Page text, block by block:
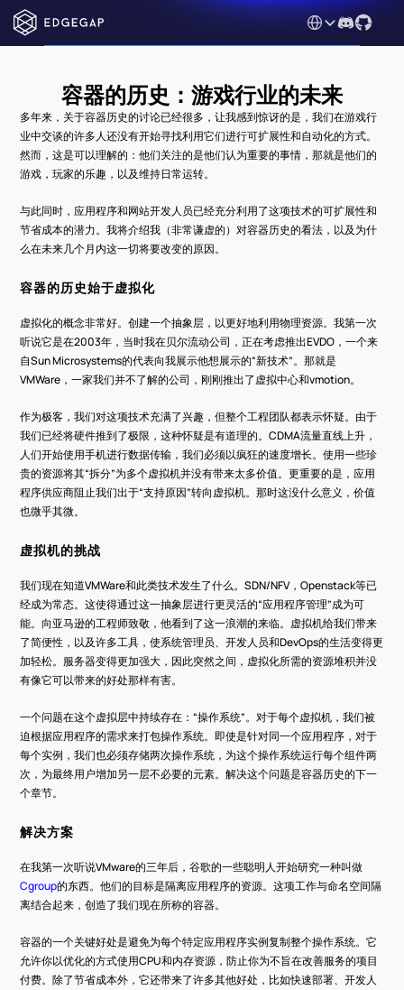
Select Language
容器的历史：游戏行业的未来
多年来，关于容器历史的讨论已经很多，让我感到惊讶的是，我们在游戏行
业中交谈的许多人还没有开始寻找利用它们进行可扩展性和自动化的方式。
然而，这是可以理解的：他们关注的是他们认为重要的事情，那就是他们的
游戏，玩家的乐趣，以及维持日常运转。
与此同时，应用程序和网站开发人员已经充分利用了这项技术的可扩展性和
节省成本的潜力。我将介绍我（非常谦虚的）对容器历史的看法，以及为什
么在未来几个月内这一切将要改变的原因。
容器的历史始于虚拟化
虚拟化的概念非常好。创建一个抽象层，以更好地利用物理资源。我第一次
听说它是在2003年，当时我在贝尔流动公司，正在考虑推出EVDO，一个来
自Sun Microsystems的代表向我展示他想展示的“新技术”。那就是
VMWare，一家我们并不了解的公司，刚刚推出了虚拟中心和vmotion。
作为极客，我们对这项技术充满了兴趣，但整个工程团队都表示怀疑。由于
我们已经将硬件推到了极限，这种怀疑是有道理的。CDMA流量直线上升，
人们开始使用手机进行数据传输，我们必须以疯狂的速度增长。使用一些珍
贵的资源将其“拆分”为多个虚拟机并没有带来太多价值。更重要的是，应用
程序供应商阻止我们出于“支持原因”转向虚拟机。那时这没什么意义，价值
也微乎其微。
虚拟机的挑战
我们现在知道VMWare和此类技术发生了什么。SDN/NFV，Openstack等已
经成为常态。这使得通过这一抽象层进行更灵活的“应用程序管理”成为可
能。向亚马逊的工程师致敬，他看到了这一浪潮的来临。虚拟机给我们带来
了简便性，以及许多工具，使系统管理员、开发人员和DevOps的生活变得更
加轻松。服务器变得更加强大，因此突然之间，虚拟化所需的资源堆积并没
有像它可以带来的好处那样有害。
一个问题在这个虚拟层中持续存在：“操作系统”。对于每个虚拟机，我们被
迫根据应用程序的需求来打包操作系统。即使是针对同一个应用程序，对于
每个实例，我们也必须存储两次操作系统，为这个操作系统运行每个组件两
次，为最终用户增加另一层不必要的元素。解决这个问题是容器历史的下一
个章节。
解决方案
在我第一次听说VMware的三年后，谷歌的一些聪明人开始研究一种叫做
Cgroup的东西。他们的目标是隔离应用程序的资源。这项工作与命名空间隔
离结合起来，创造了我们现在所称的容器。
容器的一个关键好处是避免为每个特定应用程序实例复制整个操作系统。它
允许你以优化的方式使用CPU和内存资源，防止你为不旨在改善服务的项目
付费。除了节省成本外，它还带来了许多其他好处，比如快速部署、开发人